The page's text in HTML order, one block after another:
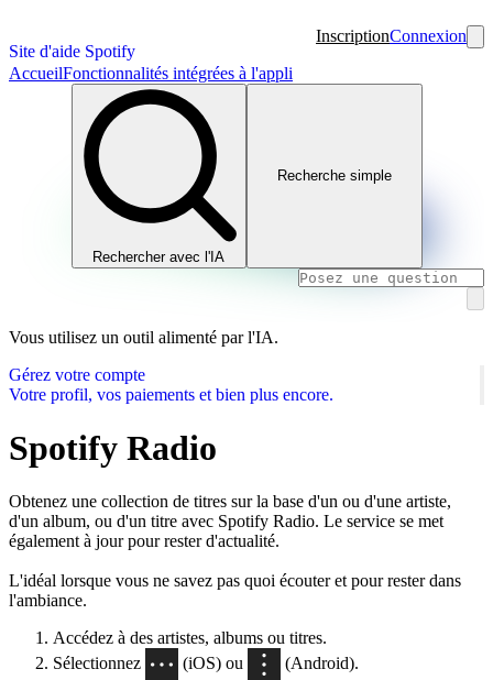
Site d'aide Spotify
InscriptionConnexion
AccueilFonctionnalités intégrées à l'appli
Rechercher avec l'IA
Recherche simple
Vous utilisez un outil alimenté par l'IA.
Gérez votre compte
Votre profil, vos paiements et bien plus encore.
Spotify Radio
Obtenez une collection de titres sur la base d'un ou d'une artiste,
d'un album, ou d'un titre avec Spotify Radio. Le service se met
également à jour pour rester d'actualité.
L'idéal lorsque vous ne savez pas quoi écouter et pour rester dans
l'ambiance.
Accédez à des artistes, albums ou titres.
Sélectionnez
(iOS) ou
(Android).